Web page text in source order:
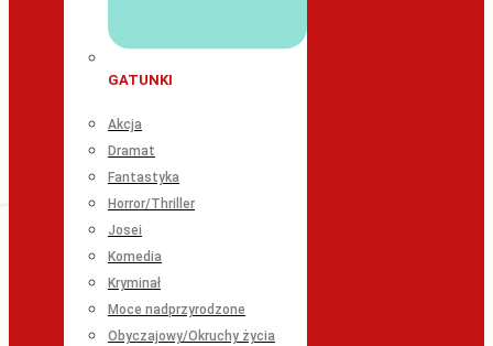
GATUNKI
Akcja
Dramat
Fantastyka
Horror/Thriller
Josei
Komedia
Kryminał
Moce nadprzyrodzone
Obyczajowy/Okruchy życia